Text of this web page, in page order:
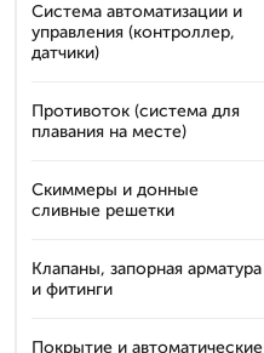
Система автоматизации и
управления (контроллер,
датчики)
Противоток (система для
плавания на месте)
Скиммеры и донные
сливные решетки
Клапаны, запорная арматура
и фитинги
Покрытие и автоматические